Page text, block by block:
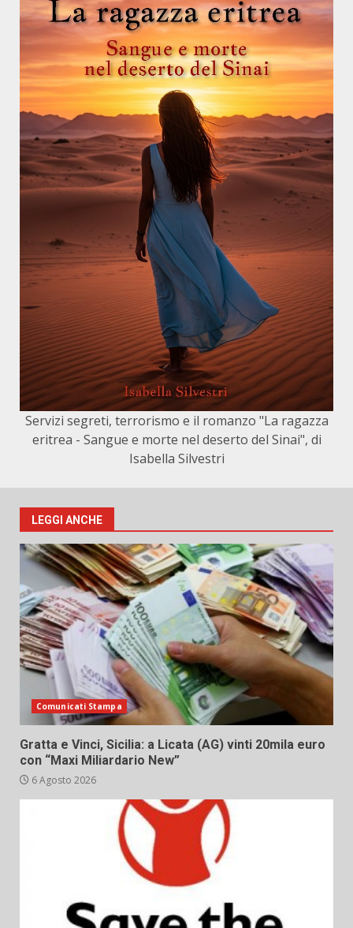
Servizi segreti, terrorismo e il romanzo "La ragazza
eritrea - Sangue e morte nel deserto del Sinai", di
Isabella Silvestri
LEGGI ANCHE
Comunicati Stampa
Gratta e Vinci, Sicilia: a Licata (AG) vinti 20mila euro
con “Maxi Miliardario New”
6 Agosto 2026